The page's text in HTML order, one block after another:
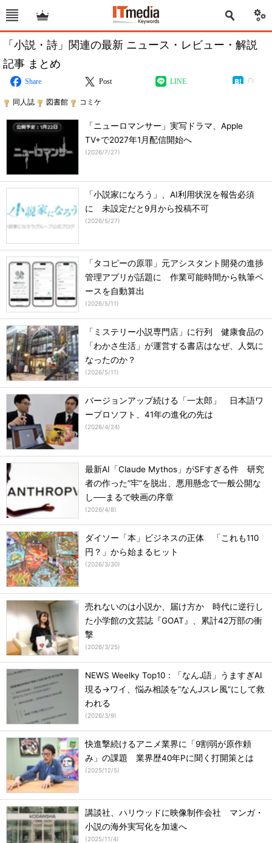
「小説・詩」関連の最新 ニュース・レビュー・解説
記事 まとめ
Share Post LINE
同人誌 図書館 コミケ
「ニューロマンサー」実写ドラマ、Apple
TV+で2027年1月配信開始へ
(2026/7/27)
「小説家になろう」、AI利用状況を報告必須
に 未設定だと9月から投稿不可
(2026/5/27)
「タコピーの原罪」元アシスタント開発の進捗
管理アプリが話題に 作業可能時間から執筆ペ
ースを自動算出
(2026/5/11)
「ミステリー小説専門店」に行列 健康食品の
「わかさ生活」が運営する書店はなぜ、人気に
なったのか？
(2026/5/11)
バージョンアップ続ける「一太郎」 日本語ワ
ープロソフト、41年の進化の先は
(2026/4/24)
最新AI「Claude Mythos」がSFすぎる件 研究
者の作った”牢”を脱出、悪用懸念で一般公開な
し──まるで映画の序章
(2026/4/8)
ダイソー「本」ビジネスの正体 「これも110
円？」から始まるヒット
(2026/3/30)
売れないのは小説か、届け方か 時代に逆行し
た小学館の文芸誌『GOAT』、累計42万部の衝
撃
(2026/3/25)
NEWS Weelky Top10：「なんJ語」うますぎAI
現る→ワイ、悩み相談を“なんJスレ風”にして救
われる
(2026/3/9)
快進撃続けるアニメ業界に「9割弱が原作頼
み」の課題 業界歴40年Pに聞く打開策とは
(2025/12/5)
講談社、ハリウッドに映像制作会社 マンガ・
小説の海外実写化を加速へ
(2025/11/4)